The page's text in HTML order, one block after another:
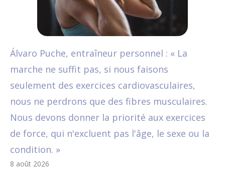
Álvaro Puche, entraîneur personnel : « La
marche ne suffit pas, si nous faisons
seulement des exercices cardiovasculaires,
nous ne perdrons que des fibres musculaires.
Nous devons donner la priorité aux exercices
de force, qui n'excluent pas l'âge, le sexe ou la
condition. »
8 août 2026